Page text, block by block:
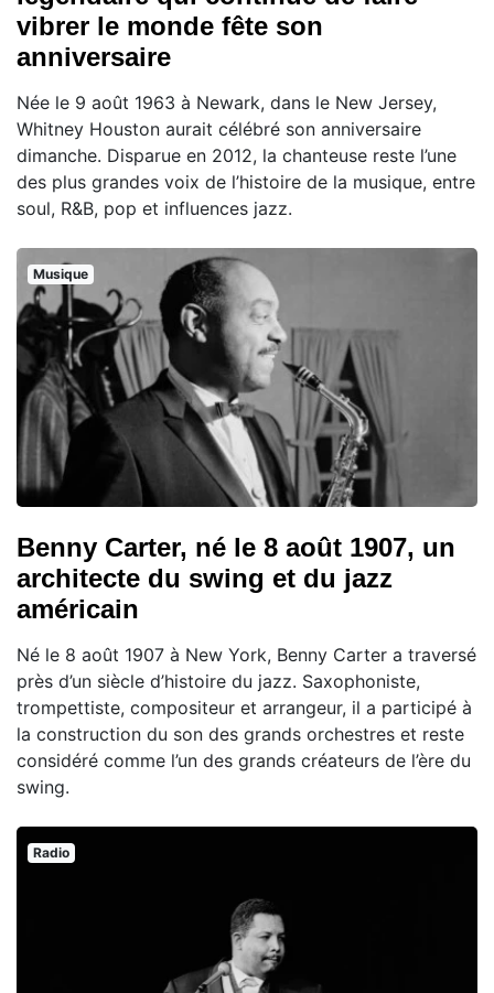
vibrer le monde fête son
anniversaire
Née le 9 août 1963 à Newark, dans le New Jersey,
Whitney Houston aurait célébré son anniversaire
dimanche. Disparue en 2012, la chanteuse reste l’une
des plus grandes voix de l’histoire de la musique, entre
soul, R&B, pop et influences jazz.
Musique
Benny Carter, né le 8 août 1907, un
architecte du swing et du jazz
américain
Né le 8 août 1907 à New York, Benny Carter a traversé
près d’un siècle d’histoire du jazz. Saxophoniste,
trompettiste, compositeur et arrangeur, il a participé à
la construction du son des grands orchestres et reste
considéré comme l’un des grands créateurs de l’ère du
swing.
Radio